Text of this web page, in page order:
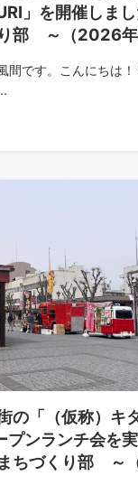
」を開催し
部 ～（2026年
間です。こんにちは
の「（仮称）キ
プンランチ会を
ちづくり部 ～